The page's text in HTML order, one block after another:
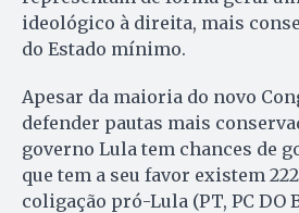
ideológico à direita, mais
do Estado mínimo.
Apesar da maioria do novo
defender pautas mais
governo Lula tem chances de
que tem a seu favor existem
coligação pró-Lula (PT, PC DO